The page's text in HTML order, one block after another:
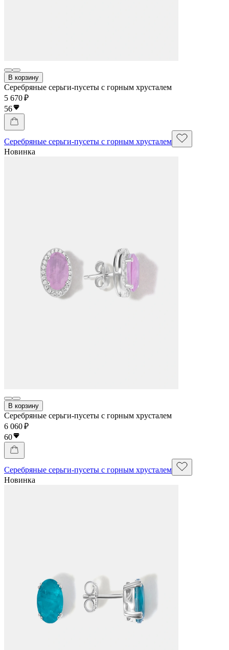
В корзину
Серебряные серьги-пусеты с горным хрусталем
5 670 ₽
56
Серебряные серьги-пусеты с горным хрусталем
Новинка
В корзину
Серебряные серьги-пусеты с горным хрусталем
6 060 ₽
60
Серебряные серьги-пусеты с горным хрусталем
Новинка